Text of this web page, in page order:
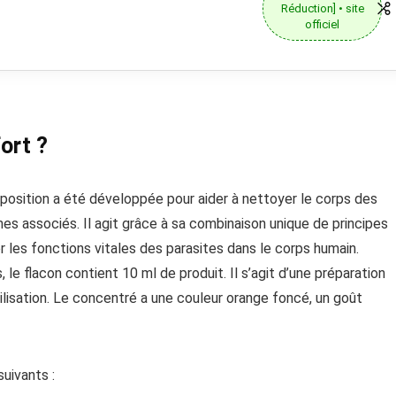
Réduction] • site
officiel
?
a été développée pour aider à nettoyer le corps des
associés. Il agit grâce à sa combinaison unique de principes
fonctions vitales des parasites dans le corps humain.
flacon contient 10 ml de produit. Il s’agit d’une préparation
Le concentré a une couleur orange foncé, un goût
: